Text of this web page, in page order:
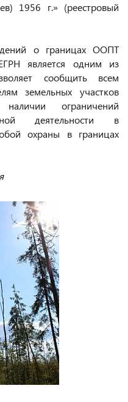
1956 г.» (реестровый
о границах ООПТ
является одним из
сообщить всем
земельных участков
ограничений
деятельности в
охраны в границах